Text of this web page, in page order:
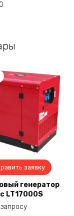
заявку
генератор
LT17000S